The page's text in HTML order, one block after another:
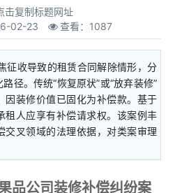
击复制标题网址
02-23 查看：1087
征收导致的租赁合同解除情形，分
径。传统“恢复原状”或“放弃装修”
因装修价值已固化为补偿款。基于
租人应享有补偿请求权。该案例丰
交叉领域的法理依据，对类案审理
品公司装修补偿纠纷案